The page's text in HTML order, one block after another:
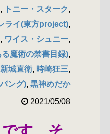
, トニー・スターク,
ライ(東方project),
, ワイス・シュニー,
魔術の禁書目録),
新城直衛, 時崎狂三,
ング), 黒神めだか
2021/05/08
です そ